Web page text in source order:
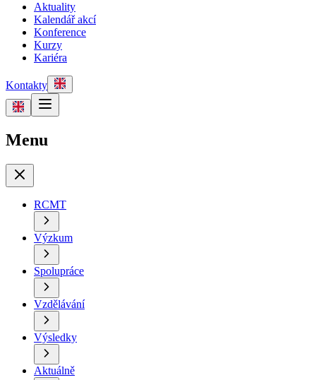
Aktuality
Kalendář akcí
Konference
Kurzy
Kariéra
Kontakty
Menu
RCMT
Výzkum
Spolupráce
Vzdělávání
Výsledky
Aktuálně